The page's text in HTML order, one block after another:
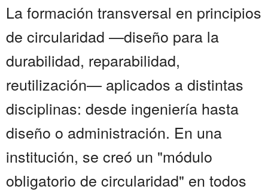
La formación transversal en principios
de circularidad —diseño para la
durabilidad, reparabilidad,
reutilización— aplicados a distintas
disciplinas: desde ingeniería hasta
diseño o administración. En una
institución, se creó un "módulo
obligatorio de circularidad" en todos